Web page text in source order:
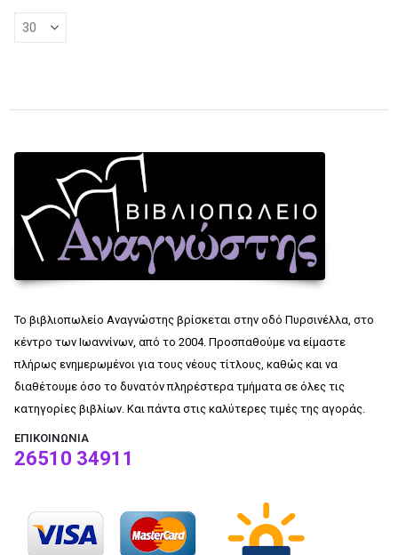
Το βιβλιοπωλείο Αναγνώστης βρίσκεται στην οδό Πυρσινέλλα, στο
κέντρο των Ιωαννίνων, από το 2004. Προσπαθούμε να είμαστε
πλήρως ενημερωμένοι για τους νέους τίτλους, καθώς και να
διαθέτουμε όσο το δυνατόν πληρέστερα τμήματα σε όλες τις
κατηγορίες βιβλίων. Και πάντα στις καλύτερες τιμές της αγοράς.
ΕΠΙΚΟΙΝΩΝΊΑ
26510 34911